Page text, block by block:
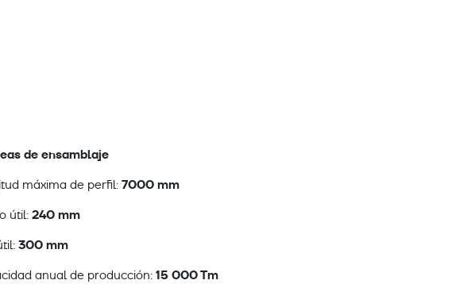
de ensamblaje
máxima de perfil: 7000 mm
útil: 240 mm
300 mm
anual de producción: 15 000 Tm